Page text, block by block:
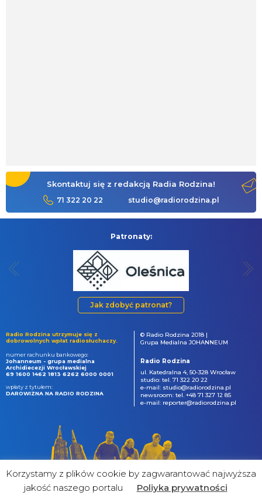
Skontaktuj się z redakcją Radia Rodzina!
71 322 20 22 studio@radiorodzina.pl
Patronaty:
Jak zdobyć patronat?
Radio Rodzina utrzymuje się z
dobrowolnych wpłat radiosłuchaczy.
numer rachunku bankowego:
Johanneum - grupa medialna
Archidiecezji Wrocławskiej
69 1600 1462 1813 6262 6000 0001
wpłaty z tytułem:
DAROWIZNA NA RADIO RODZINA
© Radio Rodzina 2018 |
Grupa Medialna JOHANNEUM
Radio Rodzina
ul. Katedralna 4, 50-328 Wrocław
studio: tel. 71 322 20 22
e-mail: studio@radiorodzina.pl
newsroom: tel. +48 71 327 12 85
e-mail: reporter@radiorodzina.pl
Korzystamy z plików cookie by zagwarantować najwyższa
jakość naszego portalu
Poliyka prywatności